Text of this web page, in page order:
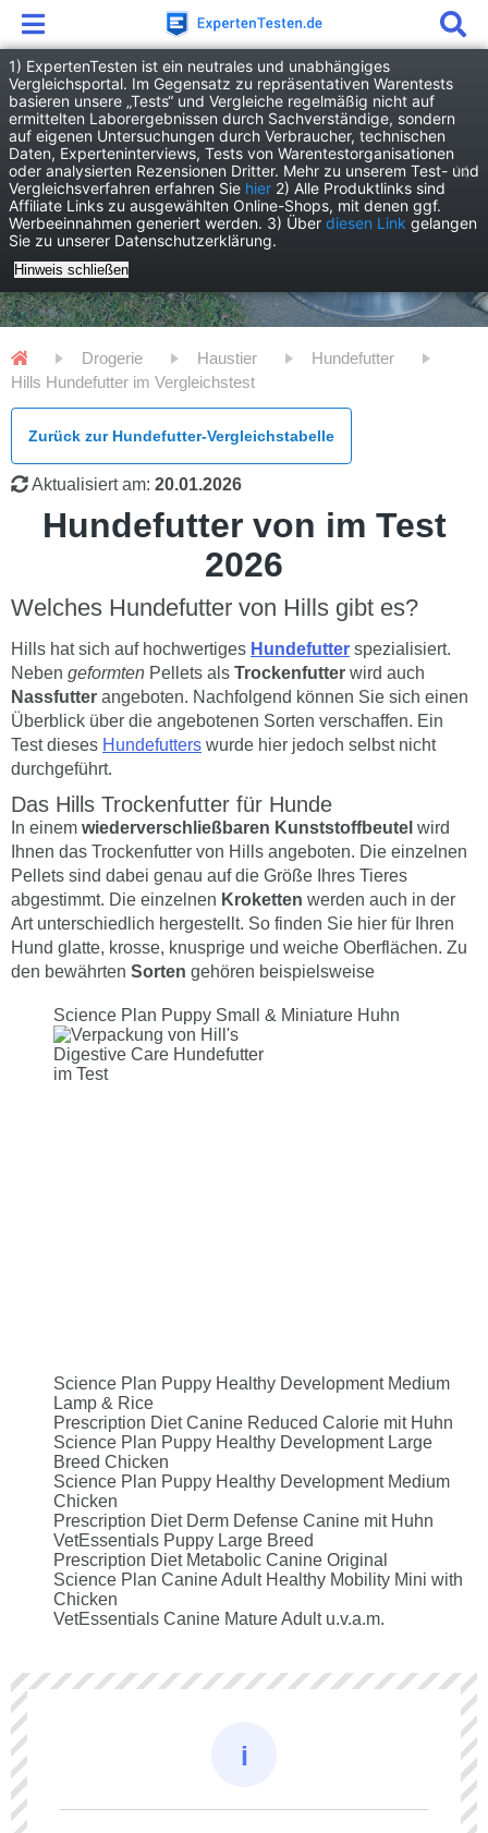
1) ExpertenTesten ist ein neutrales und unabhängiges
Vergleichsportal. Im Gegensatz zu repräsentativen Warentests
basieren unsere „Tests“ und Vergleiche regelmäßig nicht auf
ermittelten Laborergebnissen durch Sachverständige, sondern
auf eigenen Untersuchungen durch Verbraucher, technischen
Daten, Experteninterviews, Tests von Warentestorganisationen
oder analysierten Rezensionen Dritter. Mehr zu unserem Test- und
Vergleichsverfahren erfahren Sie hier 2) Alle Produktlinks sind
Affiliate Links zu ausgewählten Online-Shops, mit denen ggf.
Werbeeinnahmen generiert werden. 3) Über diesen Link gelangen
Sie zu unserer Datenschutzerklärung.
Hinweis schließen
Drogerie Haustier
Hundefutter
Hills Hundefutter im Vergleichstest
Zurück zur Hundefutter-Vergleichstabelle
Aktualisiert am: 20.01.2026
Hundefutter von im Test
2026
Welches Hundefutter von Hills gibt es?
Hills hat sich auf hochwertiges Hundefutter spezialisiert.
Neben geformten Pellets als Trockenfutter wird auch
Nassfutter angeboten. Nachfolgend können Sie sich einen
Überblick über die angebotenen Sorten verschaffen. Ein
Test dieses Hundefutters wurde hier jedoch selbst nicht
durchgeführt.
Das Hills Trockenfutter für Hunde
In einem wiederverschließbaren Kunststoffbeutel wird
Ihnen das Trockenfutter von Hills angeboten. Die einzelnen
Pellets sind dabei genau auf die Größe Ihres Tieres
abgestimmt. Die einzelnen Kroketten werden auch in der
Art unterschiedlich hergestellt. So finden Sie hier für Ihren
Hund glatte, krosse, knusprige und weiche Oberflächen. Zu
den bewährten Sorten gehören beispielsweise
Science Plan Puppy Small & Miniature Huhn
Science Plan Puppy Healthy Development Medium
Lamp & Rice
Prescription Diet Canine Reduced Calorie mit Huhn
Science Plan Puppy Healthy Development Large
Breed Chicken
Science Plan Puppy Healthy Development Medium
Chicken
Prescription Diet Derm Defense Canine mit Huhn
VetEssentials Puppy Large Breed
Prescription Diet Metabolic Canine Original
Science Plan Canine Adult Healthy Mobility Mini with
Chicken
VetEssentials Canine Mature Adult u.v.a.m.